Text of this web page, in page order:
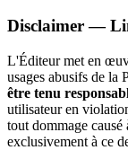
Disclaimer —
L'Éditeur met en
usages abusifs de la
être tenu
utilisateur en
tout dommage
exclusivement à ce